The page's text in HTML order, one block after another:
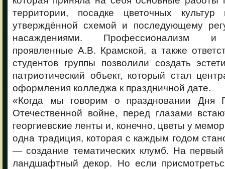
территории, посадке цветочных
утверждённой схемой и последующему
насаждениями. Профессионализм и
проявленные А.В. Крамской, а также
студентов группы позволили создать
патриотический объект, который стал
оформления колледжа к праздничной дате.
«Когда мы говорим о праздновании Дня
Отечественной войне, перед глазами
георгиевские ленты и, конечно, цветы у
одна традиция, которая с каждым годом
— создание тематических клумб. На первый
ландшафтный декор. Но если